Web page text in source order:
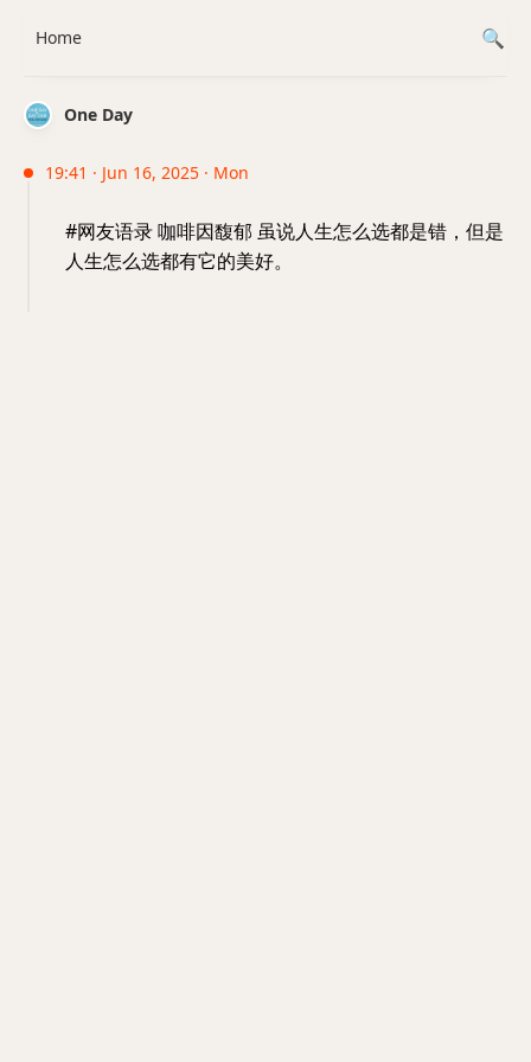
One Day
19:41 · Jun 16, 2025 · Mon
#网友语录 咖啡因馥郁 虽说人生怎么选都是错，但是
人生怎么选都有它的美好。
Home